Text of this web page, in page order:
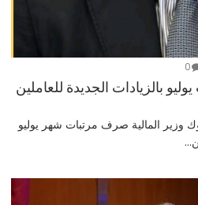
0
بالزيادات الجديدة للعاملين
وزير المالية صرف مرتبات شهر يوليو